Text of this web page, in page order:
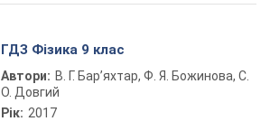
Play Video
ГДЗ Фізика 9 клас
Автори: В. Г. Бар’яхтар, Ф. Я. Божинова, С.
О. Довгий
Рік: 2017